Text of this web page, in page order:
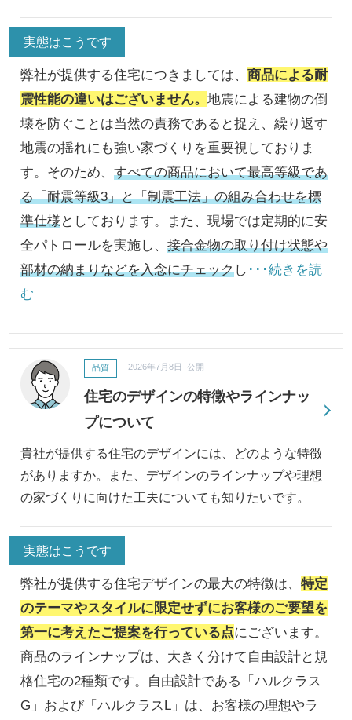
実態はこうです
弊社が提供する住宅につきましては、商品による耐
震性能の違いはございません。地震による建物の倒
壊を防ぐことは当然の責務であると捉え、繰り返す
地震の揺れにも強い家づくりを重要視しておりま
す。そのため、すべての商品において最高等級であ
る「耐震等級3」と「制震工法」の組み合わせを標
準仕様としております。また、現場では定期的に安
全パトロールを実施し、接合金物の取り付け状態や
部材の納まりなどを入念にチェックし ･･･続きを読
む
住宅のデザインの特徴やラインナッ
プについて
品質 2026年7月8日 公開
貴社が提供する住宅のデザインには、どのような特徴
がありますか。また、デザインのラインナップや理想
の家づくりに向けた工夫についても知りたいです。
実態はこうです
弊社が提供する住宅デザインの最大の特徴は、特定
のテーマやスタイルに限定せずにお客様のご要望を
第一に考えたご提案を行っている点にございます。
商品のラインナップは、大きく分けて自由設計と規
格住宅の2種類です。自由設計である「ハルクラス
G」および「ハルクラスL」は、お客様の理想やラ